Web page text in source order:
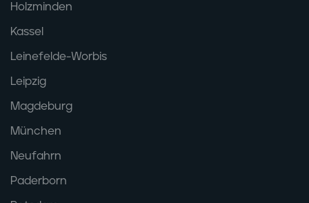
Holzminden
Kassel
Leinefelde-Worbis
Leipzig
Magdeburg
München
Neufahrn
Paderborn